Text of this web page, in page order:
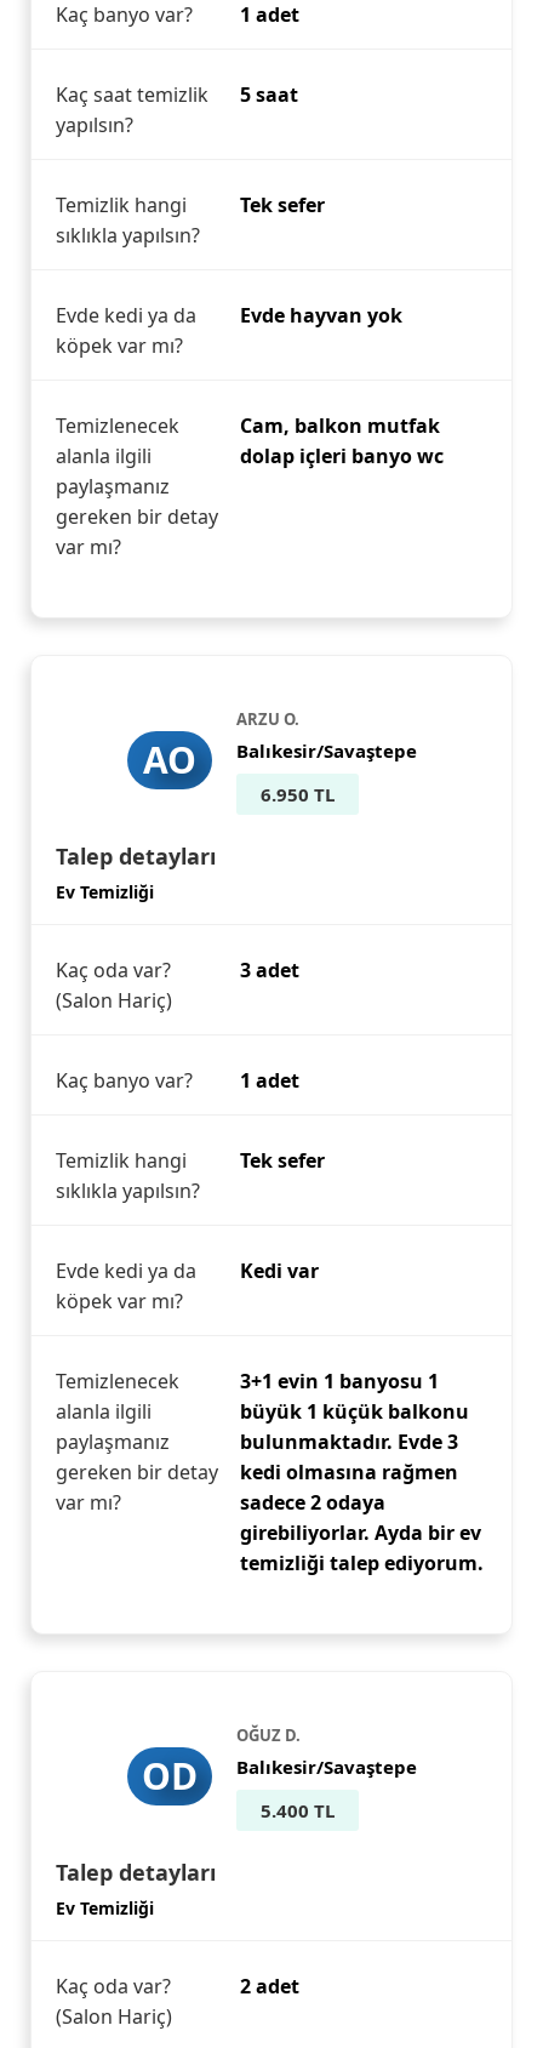
Kaç banyo var? 1 adet
Kaç saat temizlik
yapılsın?
5 saat
Temizlik hangi
sıklıkla yapılsın?
Tek sefer
Evde kedi ya da
köpek var mı?
Evde hayvan yok
Temizlenecek
alanla ilgili
paylaşmanız
gereken bir detay
var mı?
Cam, balkon mutfak
dolap içleri banyo wc
AO
ARZU O.
Balıkesir/Savaştepe
6.950 TL
Talep detayları
Ev Temizliği
Kaç oda var?
(Salon Hariç)
3 adet
Kaç banyo var? 1 adet
Temizlik hangi
sıklıkla yapılsın?
Tek sefer
Evde kedi ya da
köpek var mı?
Kedi var
Temizlenecek
alanla ilgili
paylaşmanız
gereken bir detay
var mı?
3+1 evin 1 banyosu 1
büyük 1 küçük balkonu
bulunmaktadır. Evde 3
kedi olmasına rağmen
sadece 2 odaya
girebiliyorlar. Ayda bir ev
temizliği talep ediyorum.
OD
OĞUZ D.
Balıkesir/Savaştepe
5.400 TL
Talep detayları
Ev Temizliği
Kaç oda var?
(Salon Hariç)
2 adet